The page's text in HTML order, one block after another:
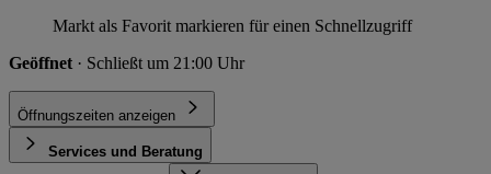
Markt als Favorit markieren für einen Schnellzugriff
Geöffnet · Schließt um 21:00 Uhr
Öffnungszeiten anzeigen
Services und Beratung